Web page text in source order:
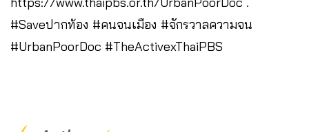
#Saveปากท้อง #คนจนเมือง #จักรวาลความจน
#UrbanPoorDoc #TheActivexThaiPBS